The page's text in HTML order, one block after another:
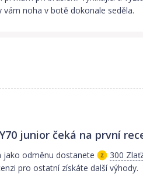
vám noha v botě dokonale seděla.
junior čeká na první
jako odměnu dostanete
300
pro ostatní získáte další výhody.